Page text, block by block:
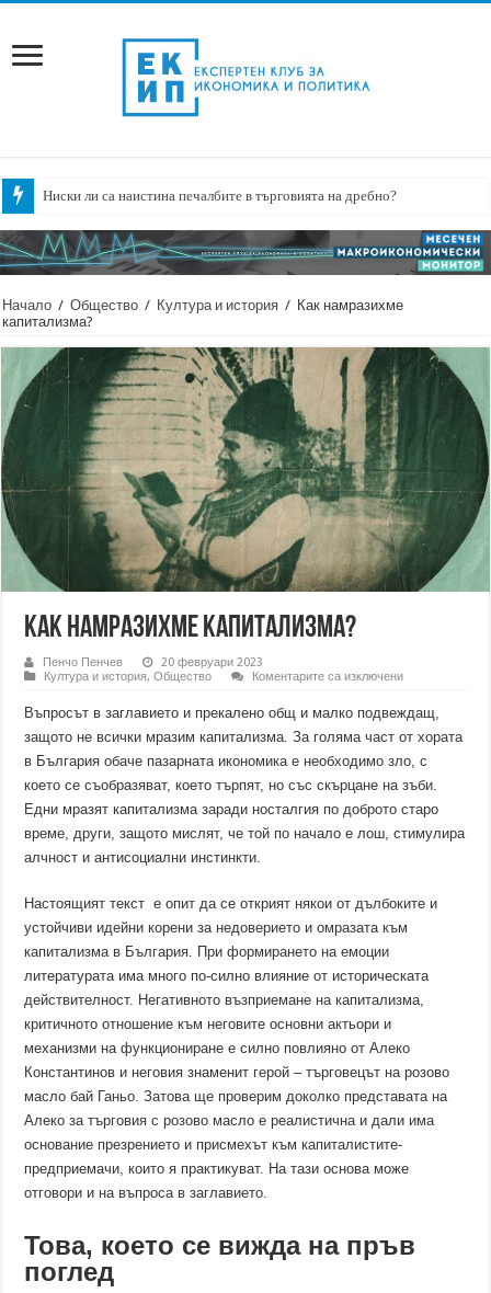
Ниски ли са наистина печалбите в търговията на дребно?
Начало / Общество / Култура и история / Как намразихме
капитализма?
Как намразихме капитализма?
Пенчо Пенчев
20 февруари 2023
Култура и история,Общество Коментарите са изключениза
капитализма?
Въпросът в заглавието и прекалено общ и малко подвеждащ,
защото не всички мразим капитализма. За голяма част от хората
в България обаче пазарната икономика е необходимо зло, с
което се съобразяват, което търпят, но със скърцане на зъби.
Едни мразят капитализма заради носталгия по доброто старо
време, други, защото мислят, че той по начало е лош, стимулира
алчност и антисоциални инстинкти.
Настоящият текст e опит да се открият някои от дълбоките и
устойчиви идейни корени за недоверието и омразата към
капитализма в България. При формирането на емоции
литературата има много по-силно влияние от историческата
действителност. Негативното възприемане на капитализма,
критичното отношение към неговите основни актьори и
механизми на функциониране е силно повлияно от Алеко
Константинов и неговия знаменит герой – търговецът на розово
масло бай Ганьо. Затова ще проверим доколко представата на
Алеко за търговия с розово масло е реалистична и дали има
основание презрението и присмехът към капиталистите-
предприемачи, които я практикуват. На тази основа може
отговори и на въпроса в заглавието.
Това, което се вижда на пръв
поглед